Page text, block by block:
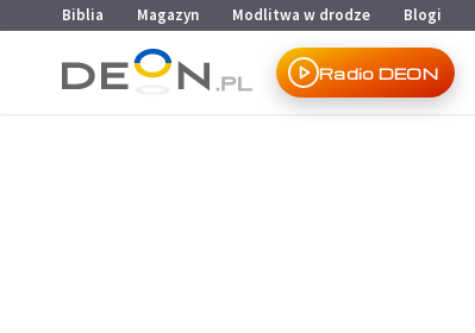
Przejdź do menu głównego
Przejdź do treści
Biblia Magazyn Modlitwa w drodze Blogi
Radio DEON